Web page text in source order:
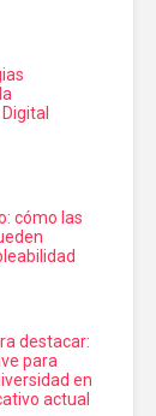
cómo las
destacar:
para
en
actual